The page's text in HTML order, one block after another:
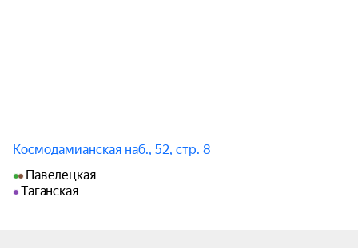
Космодамианская наб., 52, стр. 8
Павелецкая
Таганская